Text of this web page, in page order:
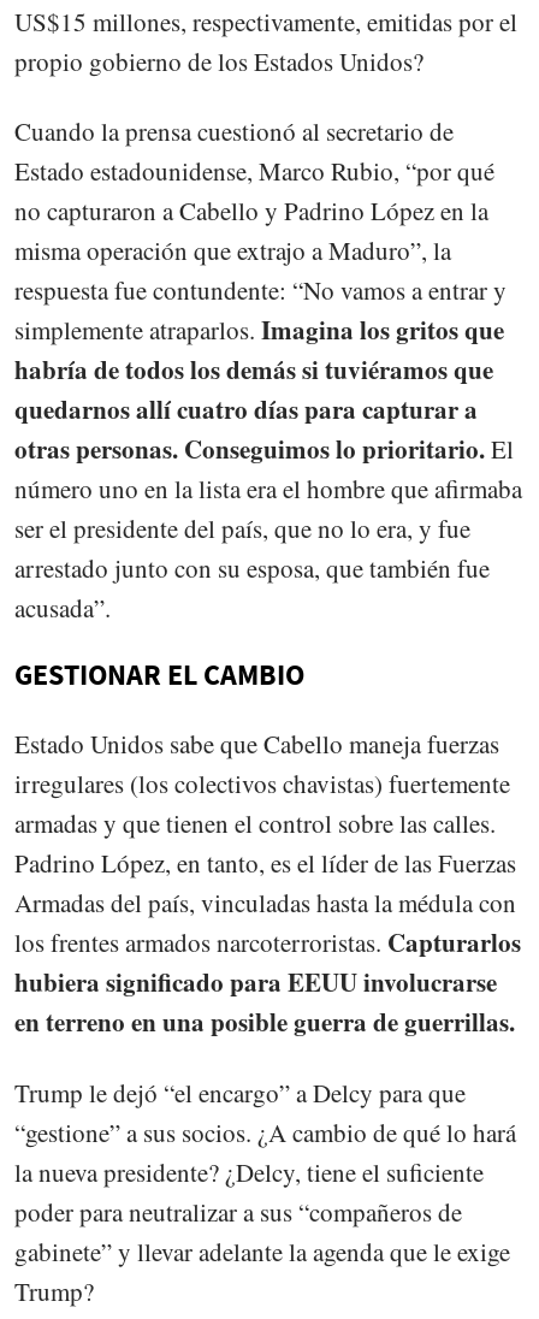
US$15 millones, respectivamente, emitidas por el
propio gobierno de los Estados Unidos?
Cuando la prensa cuestionó al secretario de
Estado estadounidense, Marco Rubio, “por qué
no capturaron a Cabello y Padrino López en la
misma operación que extrajo a Maduro”, la
respuesta fue contundente: “No vamos a entrar y
simplemente atraparlos. Imagina los gritos que
habría de todos los demás si tuviéramos que
quedarnos allí cuatro días para capturar a
otras personas. Conseguimos lo prioritario.El
número uno en la lista era el hombre que afirmaba
ser el presidente del país, que no lo era, y fue
arrestado junto con su esposa, que también fue
acusada”.
GESTIONAR EL CAMBIO
Estado Unidos sabe que Cabello maneja fuerzas
irregulares (los colectivos chavistas) fuertemente
armadas y que tienen el control sobre las calles.
Padrino López, en tanto, es el líder de las Fuerzas
Armadas del país, vinculadas hasta la médula con
los frentes armados narcoterroristas. Capturarlos
hubiera significado para EEUU involucrarse
en terreno en una posible guerra de guerrillas.
Trump le dejó “el encargo” a Delcy para que
“gestione” a sus socios. ¿A cambio de qué lo hará
la nueva presidente? ¿Delcy, tiene el suficiente
poder para neutralizar a sus “compañeros de
gabinete” y llevar adelante la agenda que le exige
Trump?